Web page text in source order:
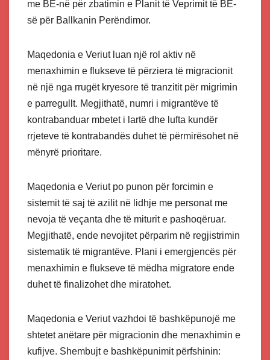
me BE-në për zbatimin e Planit të Veprimit të BE-
së për Ballkanin Perëndimor.
Maqedonia e Veriut luan një rol aktiv në
menaxhimin e flukseve të përziera të migracionit
në një nga rrugët kryesore të tranzitit për migrimin
e parregullt. Megjithatë, numri i migrantëve të
kontrabanduar mbetet i lartë dhe lufta kundër
rrjeteve të kontrabandës duhet të përmirësohet në
mënyrë prioritare.
Maqedonia e Veriut po punon për forcimin e
sistemit të saj të azilit në lidhje me personat me
nevoja të veçanta dhe të miturit e pashoqëruar.
Megjithatë, ende nevojitet përparim në regjistrimin
sistematik të migrantëve. Plani i emergjencës për
menaxhimin e flukseve të mëdha migratore ende
duhet të finalizohet dhe miratohet.
Maqedonia e Veriut vazhdoi të bashkëpunojë me
shtetet anëtare për migracionin dhe menaxhimin e
kufijve. Shembujt e bashkëpunimit përfshinin: